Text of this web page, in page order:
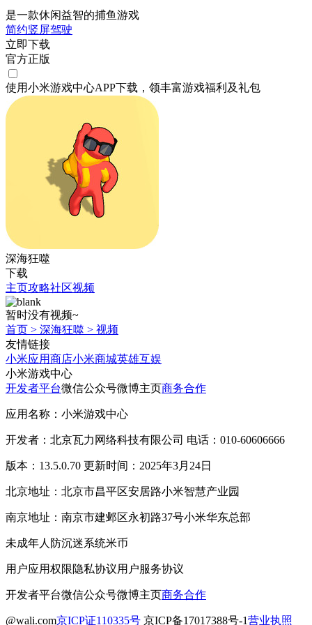
是一款休闲益智的捕鱼游戏
简约竖屏驾驶
立即下载
官方正版
使用小米游戏中心APP下载 ，领丰富游戏福利 及礼包
深海狂噬
下载
主页攻略社区视频
暂时没有视频~
首页 > 深海狂噬 > 视频
友情链接
小米应用商店小米商城英雄互娱
小米游戏中心
开发者平台微信公众号微博主页商务合作
应用名称：小米游戏中心
开发者：北京瓦力网络科技有限公司 电话：010-60606666
版本：13.5.0.70 更新时间：2025年3月24日
北京地址：北京市昌平区安居路小米智慧产业园
南京地址：南京市建邺区永初路37号小米华东总部
未成年人防沉迷系统米币
用户应用权限隐私协议用户服务协议
开发者平台微信公众号微博主页商务合作
@wali.com京ICP证110335号 京ICP备17017388号-1营业执照